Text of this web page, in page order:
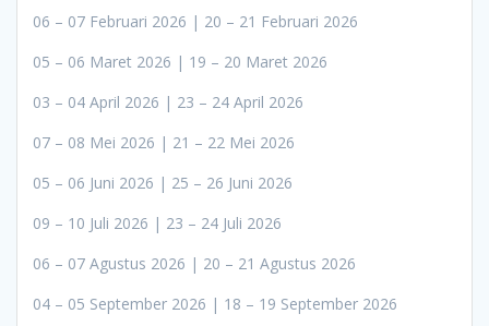
06 – 07 Februari 2026 | 20 – 21 Februari 2026
05 – 06 Maret 2026 | 19 – 20 Maret 2026
03 – 04 April 2026 | 23 – 24 April 2026
07 – 08 Mei 2026 | 21 – 22 Mei 2026
05 – 06 Juni 2026 | 25 – 26 Juni 2026
09 – 10 Juli 2026 | 23 – 24 Juli 2026
06 – 07 Agustus 2026 | 20 – 21 Agustus 2026
04 – 05 September 2026 | 18 – 19 September 2026